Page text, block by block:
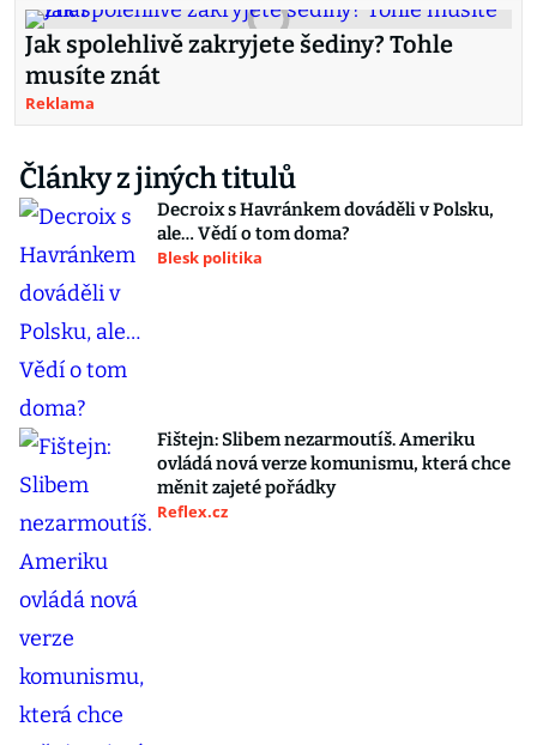
Jak spolehlivě zakryjete šediny? Tohle
musíte znát
Reklama
Články z jiných titulů
Decroix s Havránkem dováděli v Polsku,
ale… Vědí o tom doma?
Blesk politika
Fištejn: Slibem nezarmoutíš. Ameriku
ovládá nová verze komunismu, která chce
měnit zajeté pořádky
Reflex.cz